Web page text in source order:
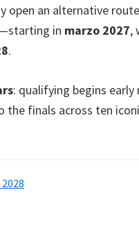
open an alternative route
in marzo 2027,
.
: qualifying begins early
the finals across ten